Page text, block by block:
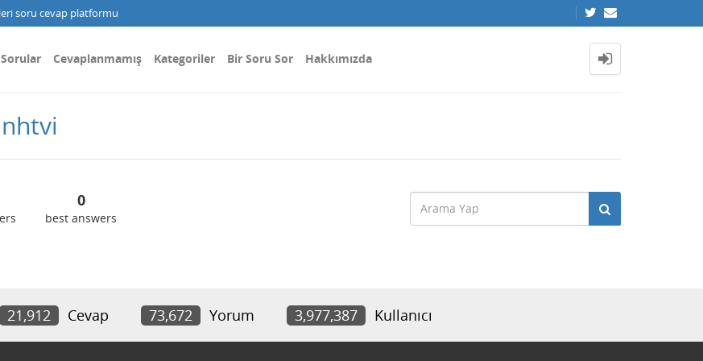
soru cevap platformu
Sorular Cevaplanmamış Kategoriler Bir Soru Sor Hakkımızda
0
best answers
21,912 Cevap 73,672 Yorum 3,977,387 Kullanıcı